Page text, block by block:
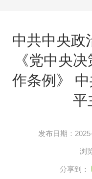
中共中央政
《党中央
作条例》
平
发布日期：
浏
分享到：